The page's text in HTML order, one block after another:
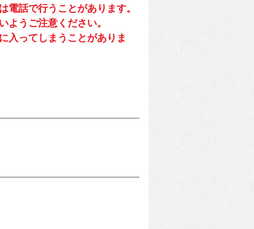
話で行うことがあります。
うご注意ください。
入ってしまうことがありま